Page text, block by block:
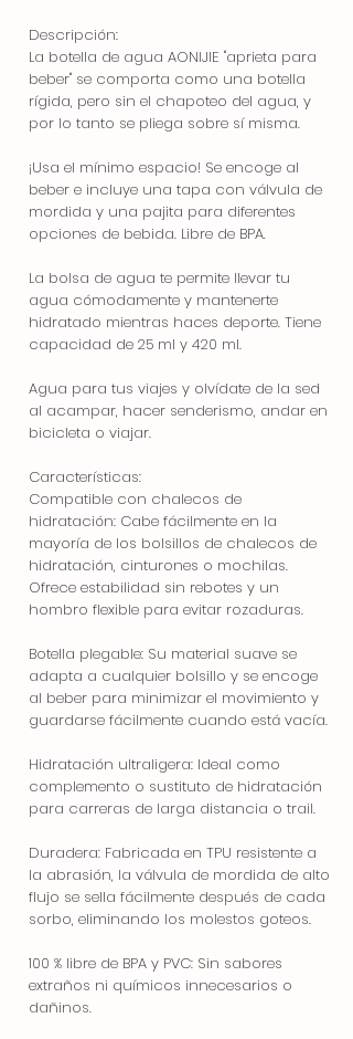
Descripción:
La botella de agua AONIJIE "aprieta para
beber" se comporta como una botella
rígida, pero sin el chapoteo del agua, y
por lo tanto se pliega sobre sí misma.
¡Usa el mínimo espacio! Se encoge al
beber e incluye una tapa con válvula de
mordida y una pajita para diferentes
opciones de bebida. Libre de BPA.
La bolsa de agua te permite llevar tu
agua cómodamente y mantenerte
hidratado mientras haces deporte. Tiene
capacidad de 25 ml y 420 ml.
Agua para tus viajes y olvídate de la sed
al acampar, hacer senderismo, andar en
bicicleta o viajar.
Características:
Compatible con chalecos de
hidratación: Cabe fácilmente en la
mayoría de los bolsillos de chalecos de
hidratación, cinturones o mochilas.
Ofrece estabilidad sin rebotes y un
hombro flexible para evitar rozaduras.
Botella plegable: Su material suave se
adapta a cualquier bolsillo y se encoge
al beber para minimizar el movimiento y
guardarse fácilmente cuando está vacía.
Hidratación ultraligera: Ideal como
complemento o sustituto de hidratación
para carreras de larga distancia o trail.
Duradera: Fabricada en TPU resistente a
la abrasión, la válvula de mordida de alto
flujo se sella fácilmente después de cada
sorbo, eliminando los molestos goteos.
100 % libre de BPA y PVC: Sin sabores
extraños ni químicos innecesarios o
dañinos.